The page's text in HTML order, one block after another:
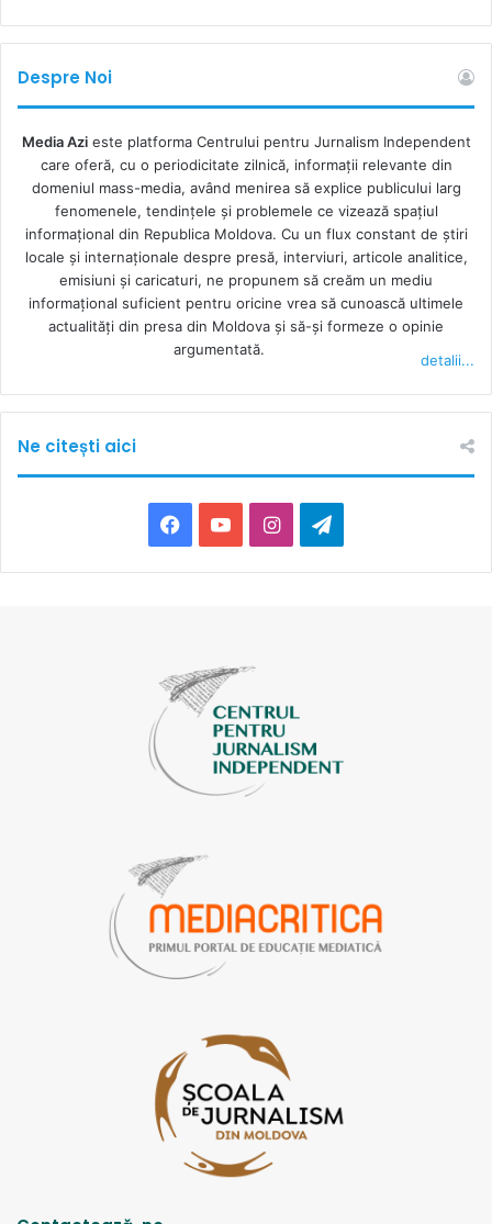
Despre Noi
Media Azieste platforma Centrului pentru Jurnalism Independent
care oferă, cu o periodicitate zilnică, informații relevante din
domeniul mass-media, având menirea să explice publicului larg
fenomenele, tendințele și problemele ce vizează spațiul
informațional din Republica Moldova. Cu un flux constant de ştiri
locale şi internaţionale despre presă, interviuri, articole analitice,
emisiuni și caricaturi, ne propunem să creăm un mediu
informaţional suficient pentru oricine vrea să cunoască ultimele
actualităţi din presa din Moldova şi să-şi formeze o opinie
argumentată.
detalii...
Ne citești aici
Facebook
YouTubeInstagramTelegram